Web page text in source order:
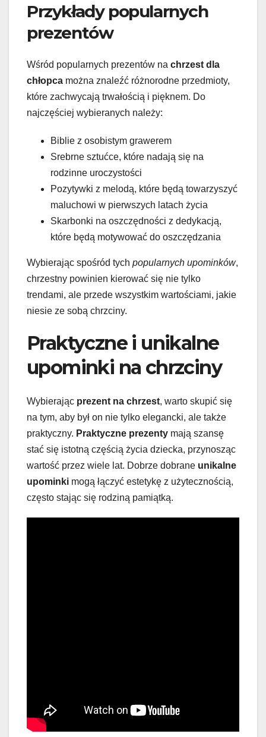
Przykłady popularnych
prezentów
Wśród popularnych prezentów na chrzest dla
chłopca można znaleźć różnorodne przedmioty,
które zachwycają trwałością i pięknem. Do
najczęściej wybieranych należy:
Biblie z osobistym grawerem
Srebrne sztućce, które nadają się na
rodzinne uroczystości
Pozytywki z melodą, które będą towarzyszyć
maluchowi w pierwszych latach życia
Skarbonki na oszczędności z dedykacją,
które będą motywować do oszczędzania
Wybierając spośród tych popularnych upominków,
chrzestny powinien kierować się nie tylko
trendami, ale przede wszystkim wartościami, jakie
niesie ze sobą chrzciny.
Praktyczne i unikalne
upominki na chrzciny
Wybierając prezent na chrzest, warto skupić się
na tym, aby był on nie tylko elegancki, ale także
praktyczny. Praktyczne prezenty mają szansę
stać się istotną częścią życia dziecka, przynosząc
wartość przez wiele lat. Dobrze dobrane unikalne
upominki mogą łączyć estetykę z użytecznością,
często stając się rodziną pamiątką.